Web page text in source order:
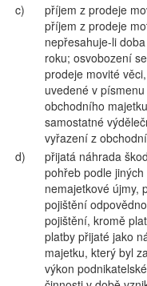
c)
příjem z prodeje
příjem z prodeje
nepřesahuje-li
roku; osvobození
prodeje movité
uvedené v
obchodního
samostatné
vyřazení z
d)
přijatá náhrada
pohřeb podle
nemajetkové újmy,
pojištění
pojištění, kromě
platby přijaté jako
majetku, který byl
výkon